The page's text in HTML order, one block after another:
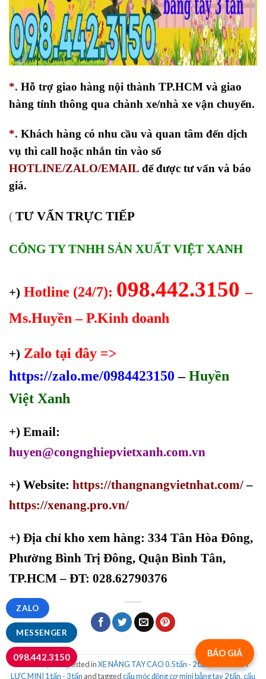
*. Hỗ trợ giao hàng nội thành TP.HCM và giao
hàng tỉnh thông qua chành xe/nhà xe vận chuyển.
*. Khách hàng có nhu cầu và quan tâm đến dịch
vụ thì call hoặc nhắn tin vào số
HOTLINE/ZALO/EMAIL để được tư vấn và báo
giá.
( TƯ VẤN TRỰC TIẾP
CÔNG TY TNHH SẢN XUẤT VIỆT XANH
+) Hotline (24/7): 098.442.3150–
Ms.Huyền – P.Kinh doanh
+) Zalo tại đây =>
https://zalo.me/0984423150 –Huyền
Việt Xanh
+) Email:
huyen@congnghiepvietxanh.com.vn
+) Website: https://thangnangvietnhat.com/–
https://xenang.pro.vn/
+) Địa chỉ kho xem hàng: 334 Tân Hòa Đông,
Phường Bình Trị Đông, Quận Bình Tân,
TP.HCM – ĐT: 028.62790376
This entry was posted inXE NÂNG TAY CAO 0.5 tấn - 2 tấn
CẨU THỦY
LỰC MINI 1 tấn - 3 tấn and taggedcẩu móc động cơ mini bằng tay 2 tấn,cẩu
BÁO GIÁ
MESSENGER
ZALO
098.442.3150